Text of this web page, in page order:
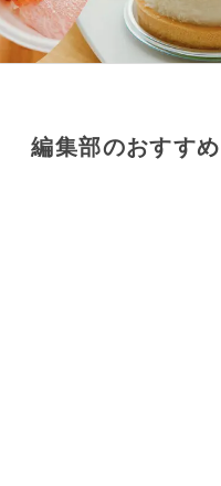
編集部のおすすめ